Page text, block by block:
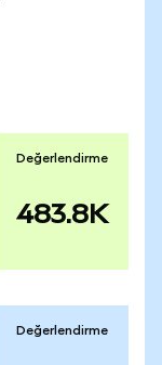
Değerlendirme
483.8K
Değerlendirme